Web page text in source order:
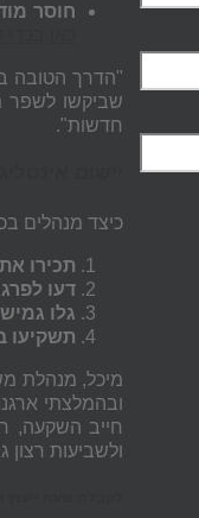
חוסר
"הדרך הטובה
שביקשו לשפר
חדשות".
כיצד מנהלים
תכירו
דעו
גלו
תשקיעו
מיכל, מנהלת
ובהמלצתי
חייב השקעה,
ולשביעות